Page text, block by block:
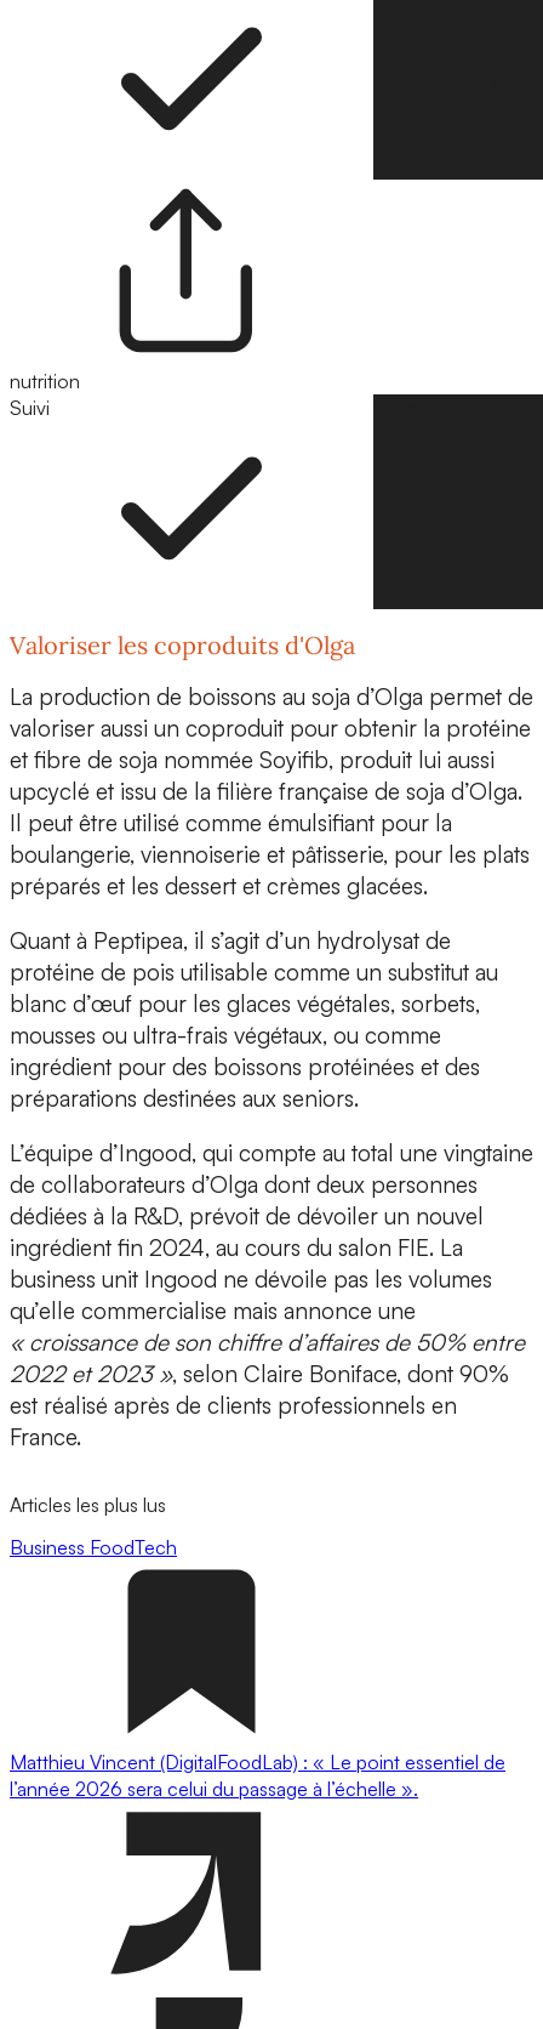
nutrition
Suivi
Valoriser les coproduits d'Olga
La production de boissons au soja d’Olga permet de
valoriser aussi un coproduit pour obtenir la protéine
et fibre de soja nommée Soyifib, produit lui aussi
upcyclé et issu de la filière française de soja d’Olga.
Il peut être utilisé comme émulsifiant pour la
boulangerie, viennoiserie et pâtisserie, pour les plats
préparés et les dessert et crèmes glacées.
Quant à Peptipea, il s’agit d’un hydrolysat de
protéine de pois utilisable comme un substitut au
blanc d’œuf pour les glaces végétales, sorbets,
mousses ou ultra-frais végétaux, ou comme
ingrédient pour des boissons protéinées et des
préparations destinées aux seniors.
L’équipe d’Ingood, qui compte au total une vingtaine
de collaborateurs d’Olga dont deux personnes
dédiées à la R&D, prévoit de dévoiler un nouvel
ingrédient fin 2024, au cours du salon FIE. La
business unit Ingood ne dévoile pas les volumes
qu’elle commercialise mais annonce une
« croissance de son chiffre d’affaires de 50% entre
2022 et 2023 », selon Claire Boniface, dont 90%
est réalisé après de clients professionnels en
France.
Articles les plus lus
Business FoodTech
Matthieu Vincent (DigitalFoodLab) : « Le point essentiel de
l’année 2026 sera celui du passage à l’échelle ».